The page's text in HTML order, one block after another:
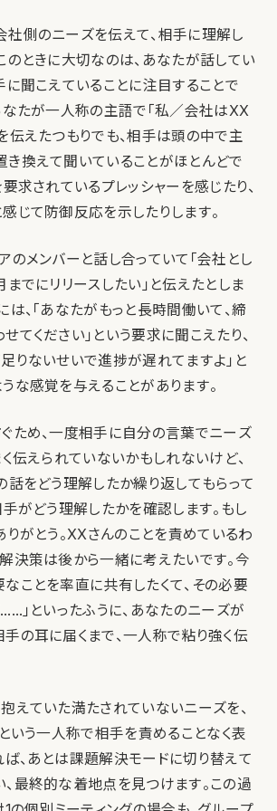
側のニーズを伝えて、相手に理解し
のときに大切なのは、あなたが話してい
に聞こえていることに注目することで
なたが一人称の主語で「私／会社はXX
伝えたつもりでも、相手は頭の中で主
換えて聞いていることがほとんどで
要求されているプレッシャーを感じたり、
じて防御反応を示したりします。
のメンバーと話し合っていて「会社とし
までにリリースしたい」と伝えたとしま
は、「あなたがもっと長時間働いて、締
てください」という要求に聞こえたり、
りないせいで進捗が遅れてますよ」と
な感覚を与えることがあります。
ため、一度相手に自分の言葉でニーズ
く伝えられていないかもしれないけど、
話をどう理解したか繰り返してもらって
手がどう理解したかを確認します。もし
りがとう。XXさんのことを責めているわ
決策は後から一緒に考えたいです。今
ことを率直に共有したくて、その必要
」といったふうに、あなたのニーズが
の耳に届くまで、一人称で粘り強く伝
えていた満たされていないニーズを、
いう一人称で相手を責めることなく表
、あとは課題解決モードに切り替えて
最終的な着地点を見つけます。この過